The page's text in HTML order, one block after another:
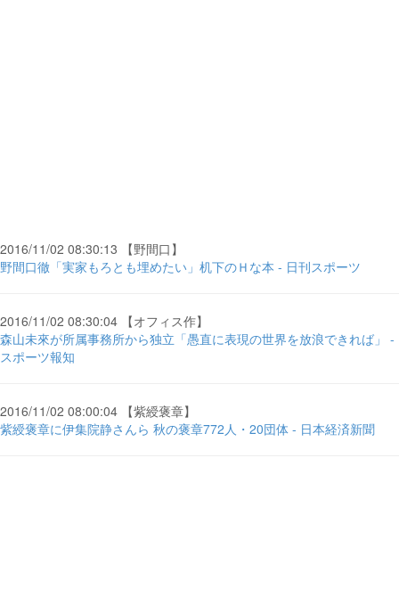
2016/11/02 08:30:13 【野間口】
野間口徹「実家もろとも埋めたい」机下のＨな本 - 日刊スポーツ
2016/11/02 08:30:04 【オフィス作】
森山未來が所属事務所から独立「愚直に表現の世界を放浪できれば」 -
スポーツ報知
2016/11/02 08:00:04 【紫綬褒章】
紫綬褒章に伊集院静さんら 秋の褒章772人・20団体 - 日本経済新聞